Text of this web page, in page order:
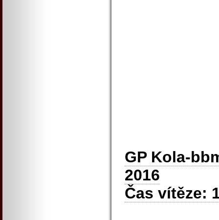
GP Kola-
2016
Čas vítěze: